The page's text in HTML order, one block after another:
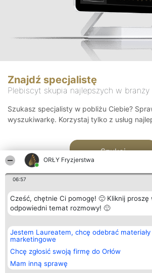
ORŁY Fryzjerstwa
06:57
Cześć, chętnie Ci pomogę! 🙂 Kliknij proszę
odpowiedni temat rozmowy! 🙂
Jestem Laureatem, chcę odebrać materiały
marketingowe
Chcę zgłosić swoją firmę do Orłów
Mam inną sprawę
Znajdź specjalistę
Plebiscyt skupia najlepszych w branży
Szukasz specjalisty w pobliżu Ciebie?
wyszukiwarkę. Korzystaj tylko z usług
Szukaj
Organizator plebiscytu
Bright Side Solutions sp. z o.
o. sp. k.
ul. Ruska 22
Wrocław 50-079
KRS 0000749100 | Regon
381313360 | NIP 8943132676
Plebiscyt
Laureaci
wszystkich
Laureatów
Regulamin